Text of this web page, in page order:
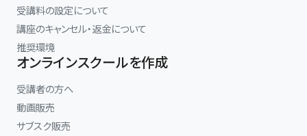
受講料の設定について
講座のキャンセル・返金について
推奨環境
オンラインスクールを作成
受講者の方へ
動画販売
サブスク販売